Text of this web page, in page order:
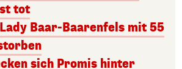
tot
Baar-Baarenfels mit 55
sich Promis hinter